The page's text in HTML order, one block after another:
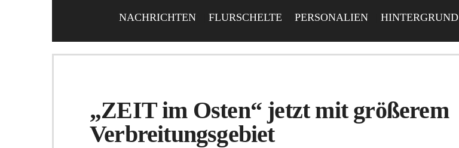
NACHRICHTEN FLURSCHELTE PERSONALIEN HINTERGRUND
„ZEIT im Osten“ jetzt mit größerem
Verbreitungsgebiet